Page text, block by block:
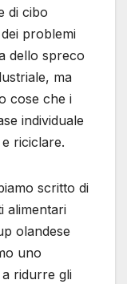
di cibo
problemi
dello spreco
ma
cose che i
individuale
riciclare.
scritto di
alimentari
olandese
uno
ridurre gli